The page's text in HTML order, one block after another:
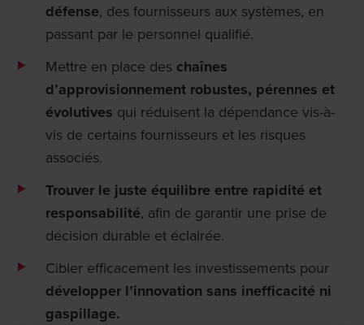
défense, des fournisseurs aux systèmes, en
passant par le personnel qualifié.
Mettre en place des chaînes
d’approvisionnement robustes, pérennes et
évolutives qui réduisent la dépendance vis-à-
vis de certains fournisseurs et les risques
associés.
Trouver le juste équilibre entre rapidité et
responsabilité, afin de garantir une prise de
décision durable et éclairée.
Cibler efficacement les investissements pour
développer l’innovation sans inefficacité ni
gaspillage.